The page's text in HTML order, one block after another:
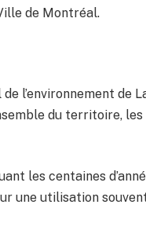
de Montréal.
l’environnement de
du territoire,
les centaines
une utilisation souvent